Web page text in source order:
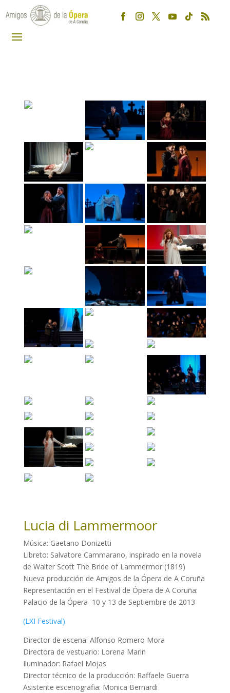
Lucia di Lammermoor
Música: Gaetano Donizetti
Libreto: Salvatore Cammarano, inspirado en la novela
de Walter Scott The Bride of Lammermor (1819)
Nueva producción de Amigos de la Ópera de A Coruña
Representación en el Festival de Ópera de A Coruña:
Palacio de la Ópera 10 y 13 de Septiembre de 2013
(LXI Festival)
Director de escena: Alfonso Romero Mora
Directora de vestuario: Lorena Marin
Iluminador: Rafael Mojas
Director técnico de la producción: Raffaele Guerra
Asistente escenografia: Monica Bernardi